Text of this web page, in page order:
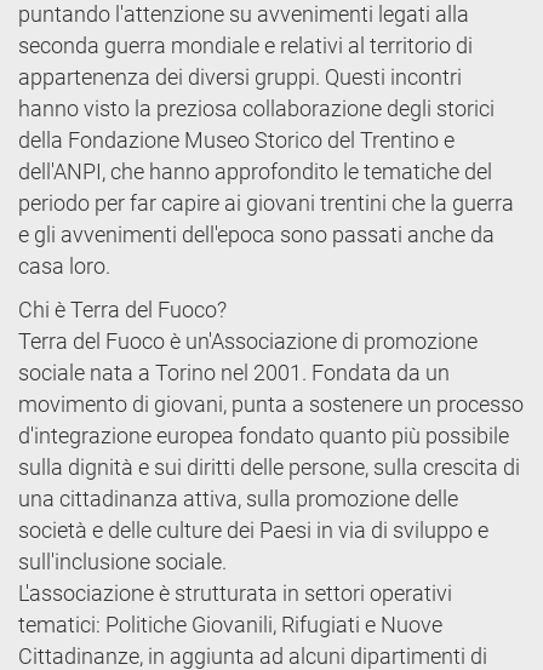
puntando l'attenzione su avvenimenti legati alla
seconda guerra mondiale e relativi al territorio di
appartenenza dei diversi gruppi. Questi incontri
hanno visto la preziosa collaborazione degli storici
della Fondazione Museo Storico del Trentino e
dell'ANPI, che hanno approfondito le tematiche del
periodo per far capire ai giovani trentini che la guerra
e gli avvenimenti dell'epoca sono passati anche da
casa loro.
Chi è Terra del Fuoco?
Terra del Fuoco è un'Associazione di promozione
sociale nata a Torino nel 2001. Fondata da un
movimento di giovani, punta a sostenere un processo
d'integrazione europea fondato quanto più possibile
sulla dignità e sui diritti delle persone, sulla crescita di
una cittadinanza attiva, sulla promozione delle
società e delle culture dei Paesi in via di sviluppo e
sull'inclusione sociale.
L'associazione è strutturata in settori operativi
tematici: Politiche Giovanili, Rifugiati e Nuove
Cittadinanze, in aggiunta ad alcuni dipartimenti di